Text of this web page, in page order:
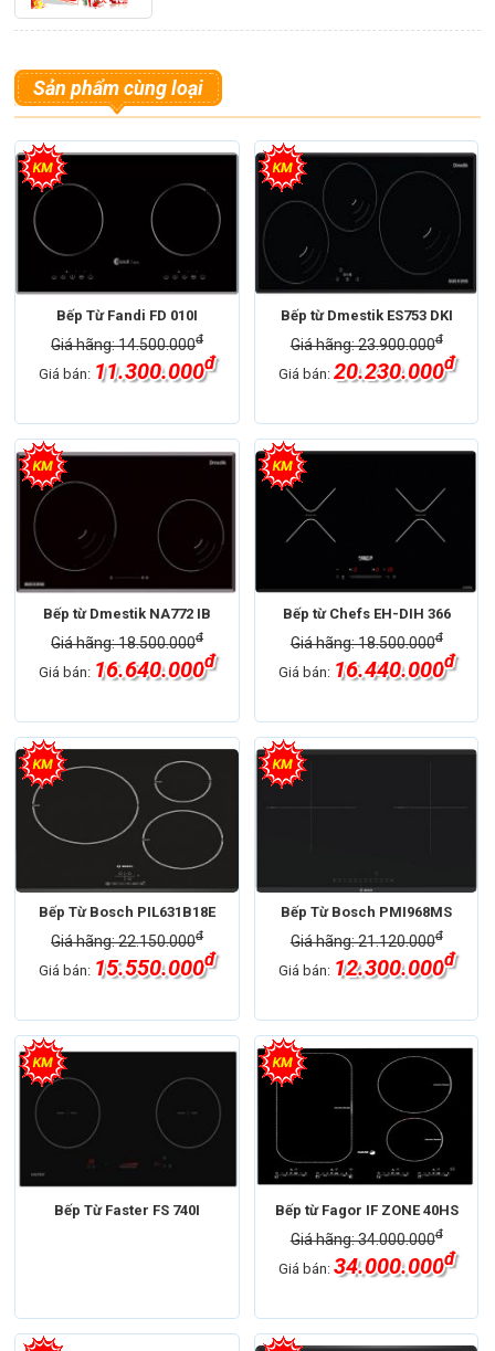
Sản phẩm cùng loại
Bếp Từ Fandi FD 010I
Giá hãng: 14.500.000đ
Giá bán: 11.300.000đ
Bếp từ Dmestik ES753 DKI
Giá hãng: 23.900.000đ
Giá bán: 20.230.000đ
Bếp từ Dmestik NA772 IB
Giá hãng: 18.500.000đ
Giá bán: 16.640.000đ
Bếp từ Chefs EH-DIH 366
Giá hãng: 18.500.000đ
Giá bán: 16.440.000đ
Bếp Từ Bosch PIL631B18E
Giá hãng: 22.150.000đ
Giá bán: 15.550.000đ
Bếp Từ Bosch PMI968MS
Giá hãng: 21.120.000đ
Giá bán: 12.300.000đ
Bếp Từ Faster FS 740I Bếp từ Fagor IF ZONE 40HS
Giá hãng: 34.000.000đ
Giá bán: 34.000.000đ